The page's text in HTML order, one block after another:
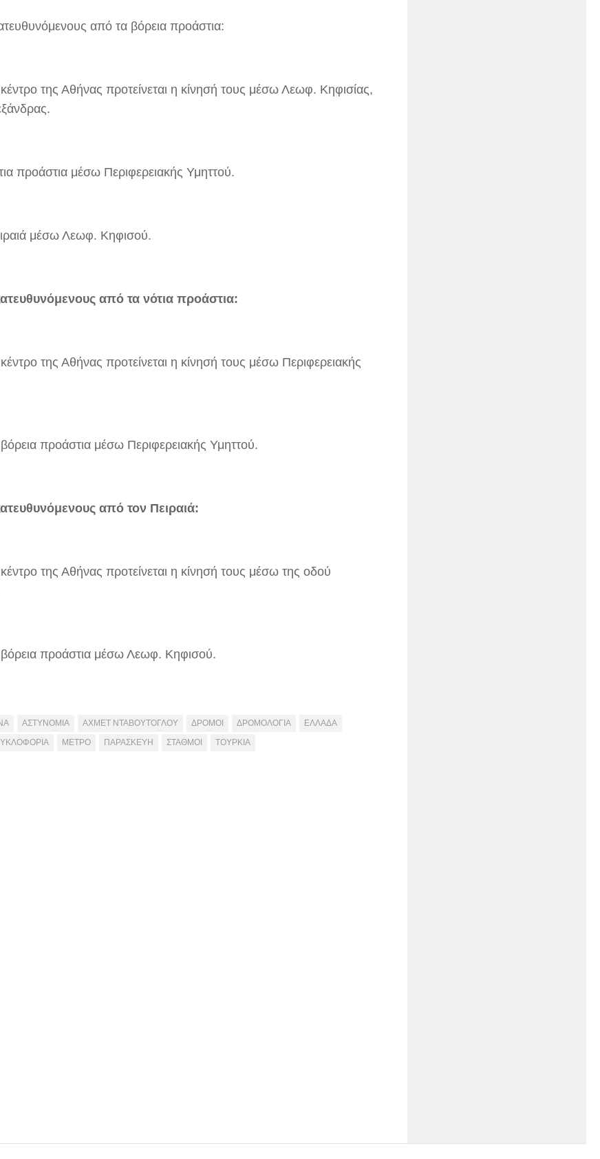
από τα βόρεια προάστια:
της Αθήνας προτείνεται η κίνησή τους μέσω Λεωφ. Κηφισίας,
προάστια μέσω Περιφερειακής Υμηττού.
μέσω Λεωφ. Κηφισού.
από τα νότια προάστια:
της Αθήνας προτείνεται η κίνησή τους μέσω Περιφερειακής
προάστια μέσω Περιφερειακής Υμηττού.
από τον Πειραιά:
της Αθήνας προτείνεται η κίνησή τους μέσω της οδού
προάστια μέσω Λεωφ. Κηφισού.
ΑΣΤΥΝΟΜΙΑ ΑΧΜΕΤ ΝΤΑΒΟΥΤΟΓΛΟΥ ΔΡΟΜΟΙ ΔΡΟΜΟΛΟΓΙΑ
ΕΛΛΑΔΑ
ΜΕΤΡΟ ΠΑΡΑΣΚΕΥΗ ΣΤΑΘΜΟΙ ΤΟΥΡΚΙΑ